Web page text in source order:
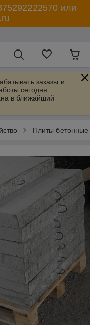
или
заказы и
сегодня
в ближайший
Плиты